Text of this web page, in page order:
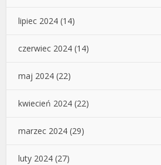
lipiec 2024 (14)
czerwiec 2024 (14)
maj 2024 (22)
kwiecień 2024 (22)
marzec 2024 (29)
luty 2024 (27)